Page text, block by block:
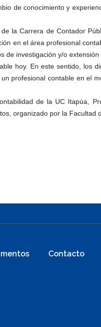
de conocimiento y
la Carrera de Contador
en el área profesional
de investigación y/o extensión
hoy. En este sentido, los
profesional contable en el
de la UC Itapúa,
organizado por la Facultad
Contacto